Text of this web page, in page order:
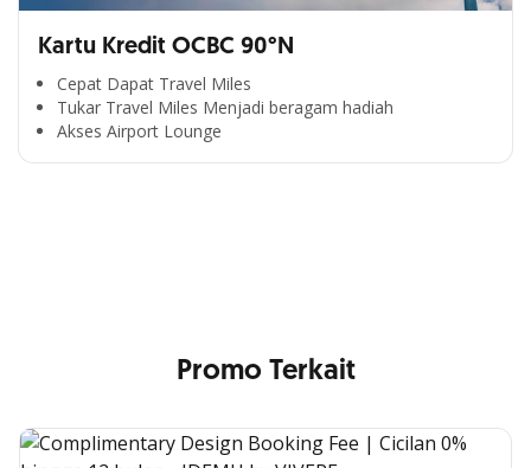
Kartu Kredit OCBC 90°N
Cepat Dapat Travel Miles
Tukar Travel Miles Menjadi beragam hadiah
Akses Airport Lounge
Segala Kemudahan Ada
di Satu Genggaman
Promo Terkait